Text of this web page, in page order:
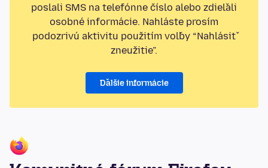
poslali SMS na telefónne číslo alebo zdieľali
osobné informácie. Nahláste prosím
podozrivú aktivitu použitím voľby “Nahlásiť
zneužitie”.
Ďalšie informácie